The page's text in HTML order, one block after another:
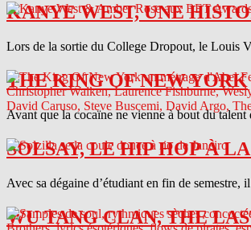
KANYE WEST, UNE
Lors de la sortie du College Dropout, le Louis
THE KING OF NEW YORK
Avant que la cocaïne ne vienne à bout du
SOLSAY, LE HIP HOP À
Avec sa dégaine d’étudiant en fin de semestre,
WU TANG CLAN, THE